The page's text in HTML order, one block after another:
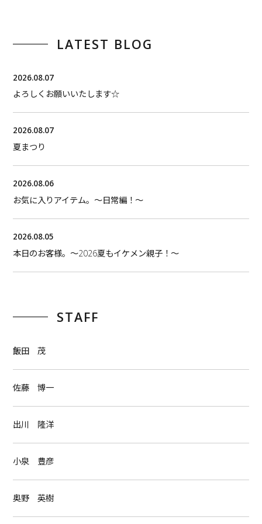
LATEST BLOG
2026.08.07
よろしくお願いいたします☆
2026.08.07
夏まつり
2026.08.06
お気に入りアイテム。〜日常編！〜
2026.08.05
本日のお客様。〜2026夏もイケメン親子！〜
STAFF
飯田 茂
佐藤 博一
出川 隆洋
小泉 豊彦
奥野 英樹